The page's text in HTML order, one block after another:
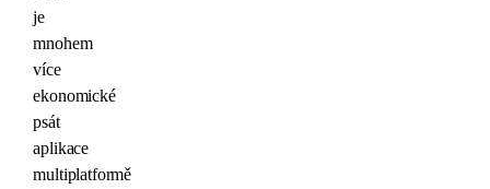
je
mnohem
více
ekonomické
psát
aplikace
multiplatformě